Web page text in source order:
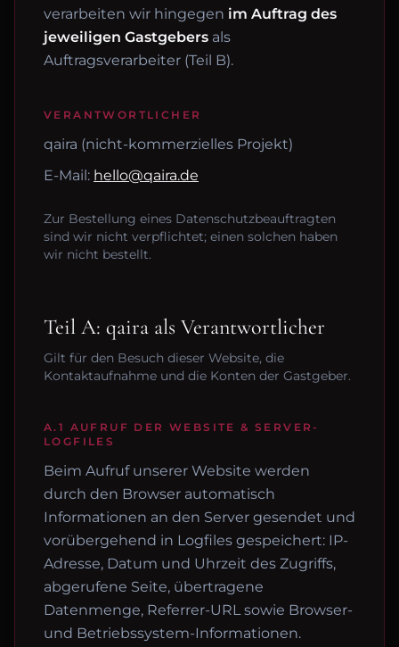
verarbeiten wir hingegen im Auftrag des
jeweiligen Gastgebers als
Auftragsverarbeiter (Teil B).
VERANTWORTLICHER
qaira (nicht-kommerzielles Projekt)
E-Mail: hello@qaira.de
Zur Bestellung eines Datenschutzbeauftragten
sind wir nicht verpflichtet; einen solchen haben
wir nicht bestellt.
Teil A: qaira als Verantwortlicher
Gilt für den Besuch dieser Website, die
Kontaktaufnahme und die Konten der Gastgeber.
A.1 AUFRUF DER WEBSITE & SERVER-
LOGFILES
Beim Aufruf unserer Website werden
durch den Browser automatisch
Informationen an den Server gesendet und
vorübergehend in Logfiles gespeichert: IP-
Adresse, Datum und Uhrzeit des Zugriffs,
abgerufene Seite, übertragene
Datenmenge, Referrer-URL sowie Browser-
und Betriebssystem-Informationen.